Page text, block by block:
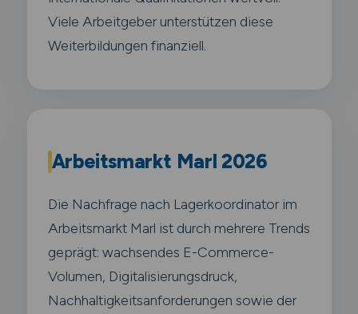
Viele Arbeitgeber unterstützen diese
Weiterbildungen finanziell.
Arbeitsmarkt Marl 2026
Die Nachfrage nach Lagerkoordinator im
Arbeitsmarkt Marl ist durch mehrere Trends
geprägt: wachsendes E-Commerce-
Volumen, Digitalisierungsdruck,
Nachhaltigkeitsanforderungen sowie der